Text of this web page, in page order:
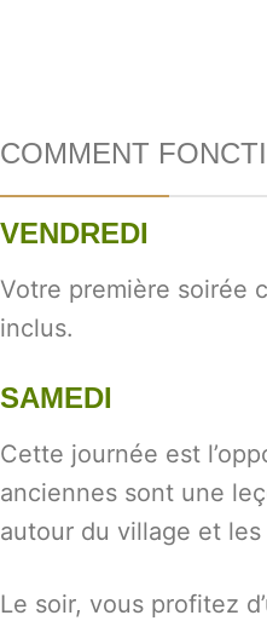
COMMENT
VENDREDI
Votre première soirée
inclus.
SAMEDI
Cette journée est
anciennes sont une
autour du village et
Le soir, vous profitez